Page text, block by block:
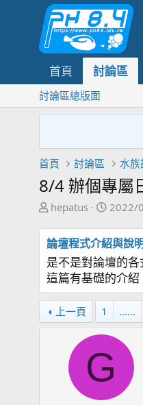
首頁 討論區
討論區總版面
首頁 討論區 水族
8/4 辦個專屬
主
發
起
人
hepatus
開
日
期
2022/
論壇程式介紹與說
是不是對論壇的各
這篇有基礎的介紹
上一頁 1 ……
G